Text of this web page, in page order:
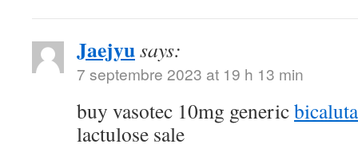
Jaejyusays:
7 septembre 2023 at 19 h 13 min
buy vasotec 10mg generic
lactulose sale